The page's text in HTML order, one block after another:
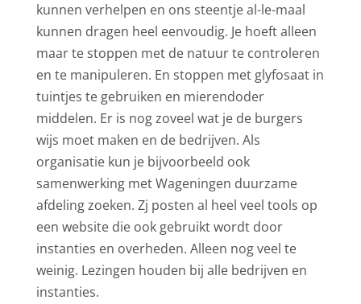
kunnen verhelpen en ons steentje al-le-maal
kunnen dragen heel eenvoudig. Je hoeft alleen
maar te stoppen met de natuur te controleren
en te manipuleren. En stoppen met glyfosaat in
tuintjes te gebruiken en mierendoder
middelen. Er is nog zoveel wat je de burgers
wijs moet maken en de bedrijven. Als
organisatie kun je bijvoorbeeld ook
samenwerking met Wageningen duurzame
afdeling zoeken. Zj posten al heel veel tools op
een website die ook gebruikt wordt door
instanties en overheden. Alleen nog veel te
weinig. Lezingen houden bij alle bedrijven en
instanties.